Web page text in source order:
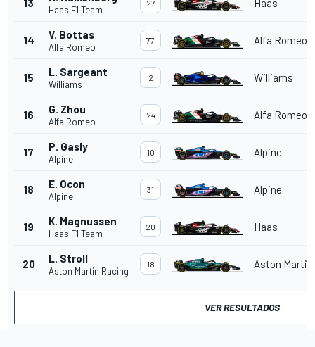
Haas F1 Team
27
14 V. Bottas
Alfa Romeo
77 Alfa Romeo
15 L. Sargeant
Williams
2 Williams
16 G. Zhou
Alfa Romeo
24 Alfa Romeo
17 P. Gasly
Alpine
10 Alpine
18 E. Ocon
Alpine
31 Alpine
19 K. Magnussen
Haas F1 Team
20 Haas
20 L. Stroll
Aston Martin Racing
18 Aston Martin
VER RESULTADOS